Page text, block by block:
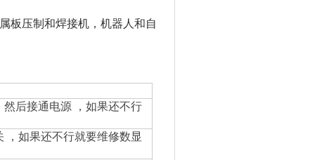
板压制和焊接机，机器人和自
然后接通电源 ，如果还不行
， 如果还不行就要维修数显